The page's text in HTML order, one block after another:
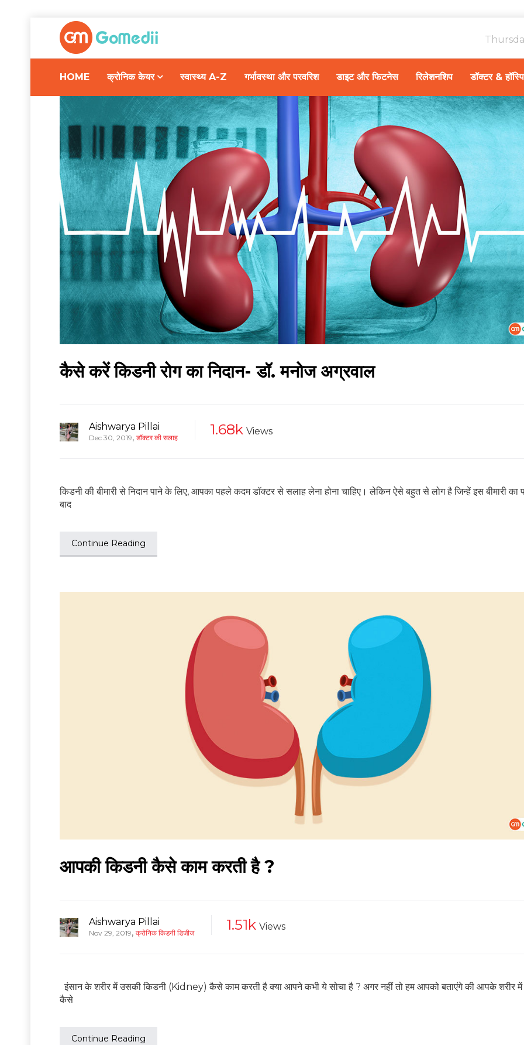
HOME क्रोनिक केयर स्वास्थ्य A-Z गर्भावस्था और परवरिश डाइट और फिटनेस रिलेशनशिप डॉक्टर &
कैसे करें किडनी रोग का निदान- डॉ. मनोज अग्रवाल
Aishwarya Pillai
Dec 30, 2019, डॉक्टर की सलाह 1.68k Views
किडनी की बीमारी से निदान पाने के लिए, आपका पहले कदम डॉक्टर से सलाह लेना होना चाहिए। लेकिन ऐसे बहुत से लोग है जिन्हें इस बीमारी का
बाद
Continue Reading
आपकी किडनी कैसे काम करती है ?
Aishwarya Pillai
Nov 29, 2019, क्रोनिक किडनी डिजीज 1.51k Views
इंसान के शरीर में उसकी किडनी (Kidney) कैसे काम करती है क्या आपने कभी ये सोचा है ? अगर नहीं तो हम आपको बताएंगे की आपके शरीर में
कैसे
Continue Reading